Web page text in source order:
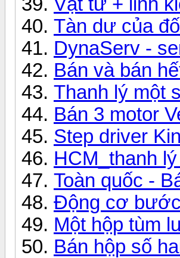
Tàn dư của
DynaServ -
Bán và bán
Thanh lý một
Bán 3 motor
Step driver
HCM_thanh
Toàn quốc -
Động cơ
Một hộp tùm
Bán hộp số